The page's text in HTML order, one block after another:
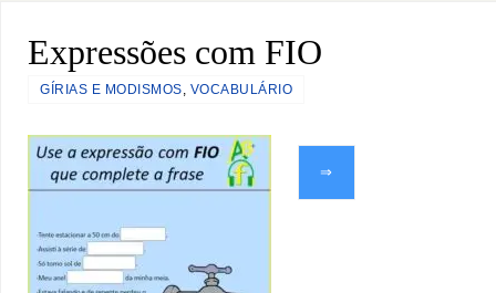
Expressões com FIO
GÍRIAS E MODISMOS, VOCABULÁRIO
⇒